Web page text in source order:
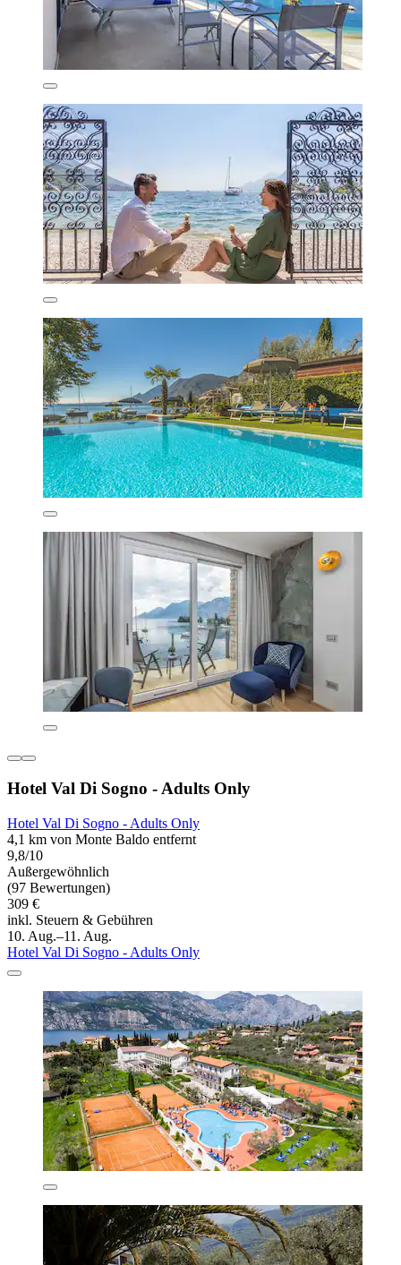
Hotel Val Di Sogno - Adults Only
Hotel Val Di Sogno - Adults Only
4,1 km von Monte Baldo entfernt
9,8/10
Außergewöhnlich
(97 Bewertungen)
309 €
inkl. Steuern & Gebühren
10. Aug.–11. Aug.
Hotel Val Di Sogno - Adults Only